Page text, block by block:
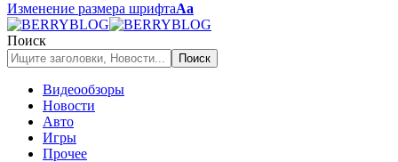
Изменение размера шрифтаАа
Поиск
Видеообзоры
Новости
Авто
Игры
Прочее